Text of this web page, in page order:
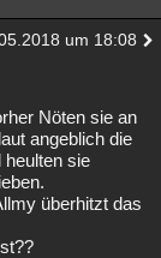
um 18:08
Nöten sie an
angeblich die
heulten sie
überhitzt das